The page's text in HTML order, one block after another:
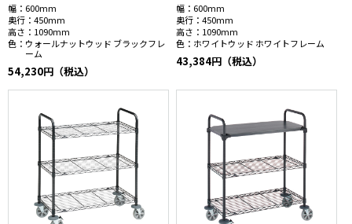
幅： 600mm
奥行： 450mm
高さ： 1090mm
色： ウォールナットウッド ブラックフレ
ーム
54,230円（税込）
幅： 600mm
奥行： 450mm
高さ： 1090mm
色： ホワイトウッド ホワイトフレーム
43,384円（税込）